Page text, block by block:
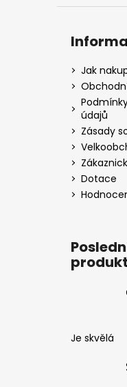
Jak
údajů
Zásady
Dotace
Je skvělá